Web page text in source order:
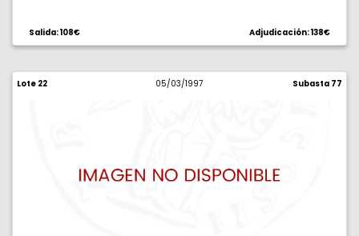
Salida: 108€ Adjudicación: 138€
Lote 22 05/03/1997 Subasta 77